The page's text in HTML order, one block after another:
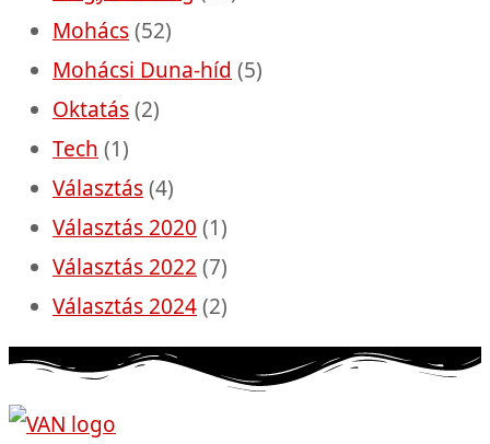
Mohács(52)
Mohácsi Duna-híd (5)
Oktatás(2)
Tech (1)
Választás(4)
Választás 2020 (1)
Választás 2022 (7)
Választás 2024(2)